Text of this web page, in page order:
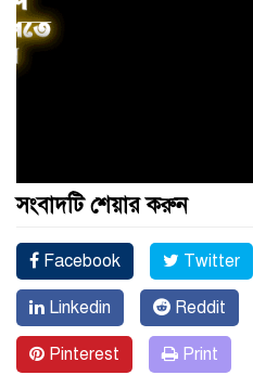
সংবাদটি শেয়ার করুন
Facebook Twitter
Linkedin Reddit
Pinterest Print